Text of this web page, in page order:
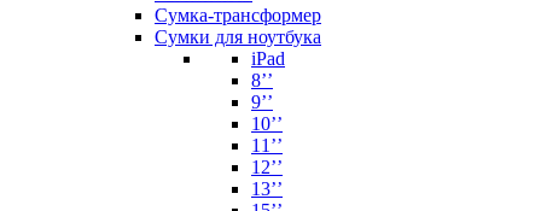
Сумка-трансформер
Сумки для ноутбука
iPad
8’’
9’’
10’’
11’’
12’’
13’’